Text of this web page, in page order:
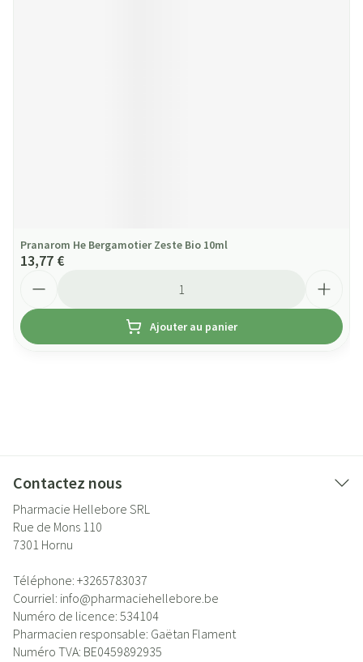
Pranarom He Bergamotier Zeste Bio 10ml
13,77 €
Ajouter au panier
Contactez nous
Pharmacie Hellebore SRL
Rue de Mons 110
7301 Hornu
Téléphone: +3265783037
Courriel: info@pharmaciehellebore.be
Numéro de licence: 534104
Pharmacien responsable: Gaëtan Flament
Numéro TVA: BE0459892935